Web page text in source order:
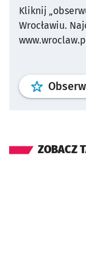
Kliknij
Wrocławiu.
ZOBACZ